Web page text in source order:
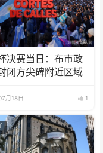
决赛当日：布市政
闭方尖碑附近区域
月18日 1